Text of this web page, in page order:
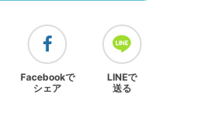
Facebookで
シェア
LINEで
送る